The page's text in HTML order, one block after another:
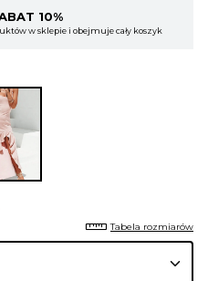
KUP 4 OTRZYMAJ RABAT
Rabat dotyczy wszystkich produktów w
Tabela rozmiarów